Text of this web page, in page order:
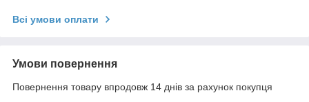
Всі умови оплати
Умови повернення
Повернення товару впродовж 14 днів за рахунок покупця